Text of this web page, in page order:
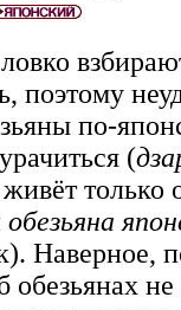
поэтому
по-
(
только
обезьяна
Наверное,
обезьянах